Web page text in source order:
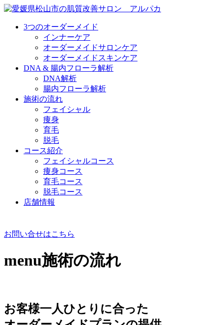
3つのオーダーメイド
インナーケア
オーダーメイドサロンケア
オーダーメイドスキンケア
DNA & 腸内フローラ解析
DNA解析
腸内フローラ解析
施術の流れ
フェイシャル
痩身
育毛
脱毛
コース紹介
フェイシャルコース
痩身コース
育毛コース
脱毛コース
店舗情報
お問い合せはこちら
menu施術の流れ
お客様一人ひとりに合った